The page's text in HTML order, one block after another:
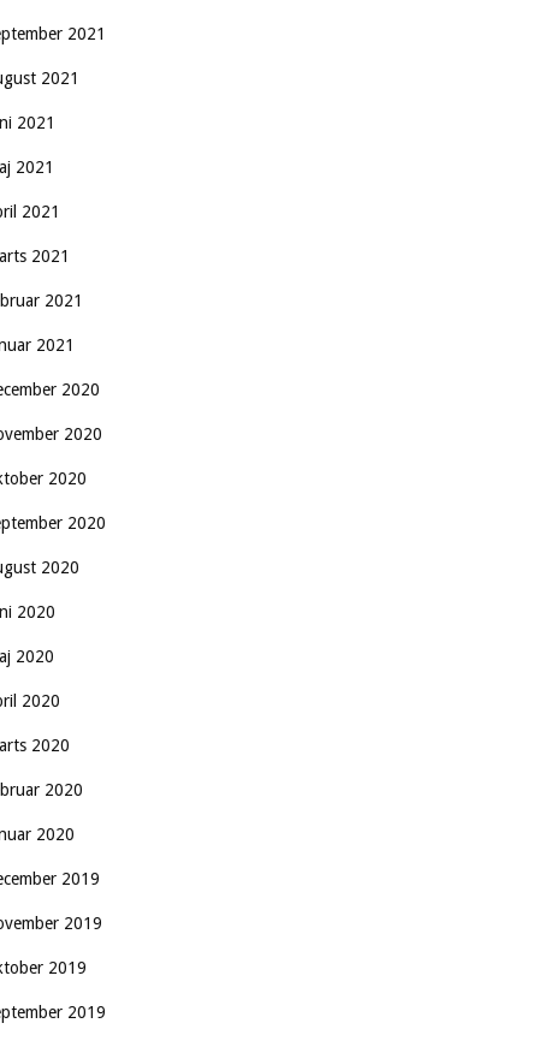
2021
2021
2021
2021
2021
2021
2021
2021
2020
2020
2020
2020
2020
2020
2020
2020
2020
2020
2020
2019
2019
2019
2019